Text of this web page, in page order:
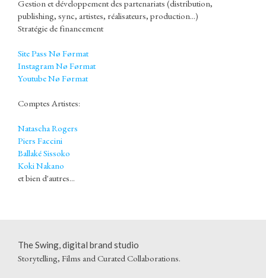
Gestion et développement des partenariats (distribution,
publishing, sync, artistes, réalisateurs, production...)
Stratégie de financement
Site Pass Nø Førmat
Instagram Nø Førmat
Youtube Nø Førmat
Comptes Artistes:
Natascha Rogers
Piers Faccini
Ballaké Sissoko
Koki Nakano
et bien d'autres...
The Swing, digital brand studio
Storytelling, Films and Curated Collaborations.